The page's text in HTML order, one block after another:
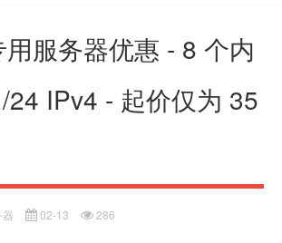
服务器优惠 - 8 个内
24 IPv4 - 起价仅为 35
02-13 286